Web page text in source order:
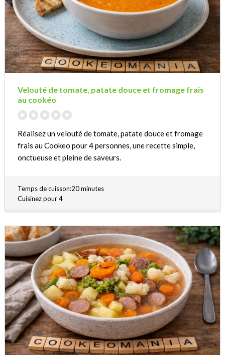
Velouté de tomate, patate douce et fromage frais
au cookéo
Réalisez un velouté de tomate, patate douce et fromage
frais au Cookeo pour 4 personnes, une recette simple,
onctueuse et pleine de saveurs.
Temps de cuisson:20 minutes
Cuisinez pour 4